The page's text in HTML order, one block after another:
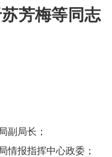
芳梅等同志
局长；
报指挥中心政委；